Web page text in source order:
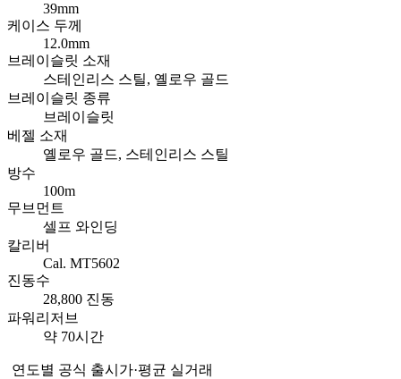
39mm
케이스 두께
12.0mm
브레이슬릿 소재
스테인리스 스틸, 옐로우 골드
브레이슬릿 종류
브레이슬릿
베젤 소재
옐로우 골드, 스테인리스 스틸
방수
100m
무브먼트
셀프 와인딩
칼리버
Cal. MT5602
진동수
28,800 진동
파워리저브
약 70시간
연도별 공식 출시가·평균 실거래